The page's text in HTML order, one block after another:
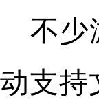
不少
动支持